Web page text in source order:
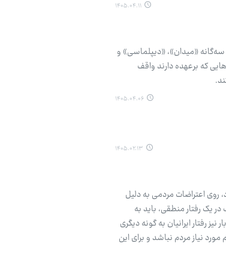
۱۴۰۵.۰۴.۱۱
رقم خورد. سه‌گانه «میدان»، «دیپلماسی» و
که برعهده دارند واقف
۱۴۰۵.۰۴.۰۶
۱۴۰۵.۰۲.۱۳
روی اعتراضات مردمی به دلیل
یک رفتار منطقی، باید به
رفتار ایرانیان به گونه دیگری
نیاز مردم نباشد و برای این